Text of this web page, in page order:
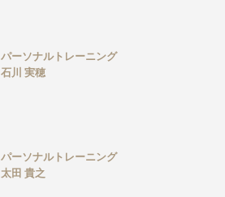
パーソナルトレーニング
石川 実穂
パーソナルトレーニング
太田 貴之